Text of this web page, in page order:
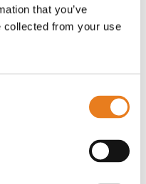
that you’ve
collected from your use
futura
zero”
esistenti e nuove
ha